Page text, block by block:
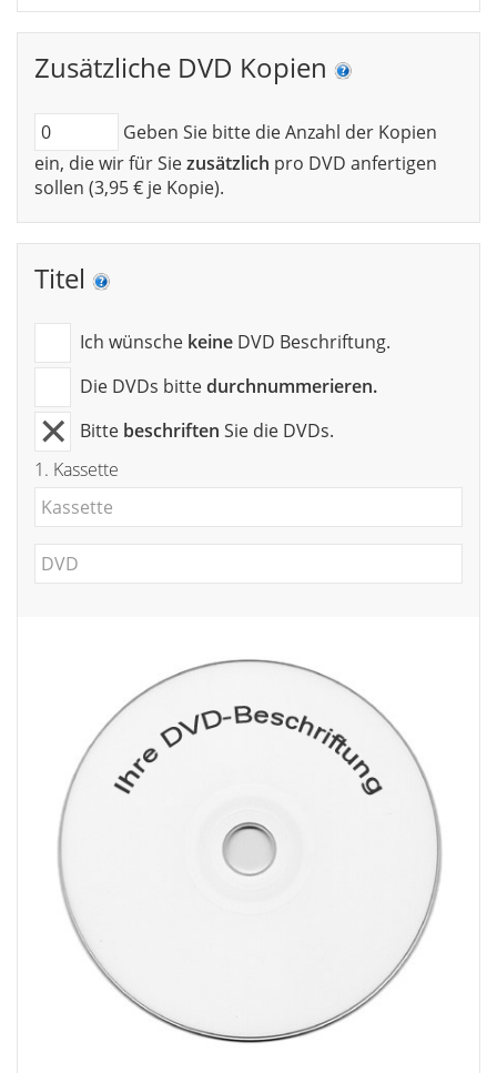
Zusätzliche DVD Kopien
Geben Sie bitte die Anzahl der Kopien
ein, die wir für Siezusätzlich pro DVD anfertigen
sollen (3,95 € je Kopie).
Titel
Ich wünsche keine DVD Beschriftung.
Die DVDs bittedurchnummerieren.
Bitte beschriften Sie die DVDs.
1. Kassette